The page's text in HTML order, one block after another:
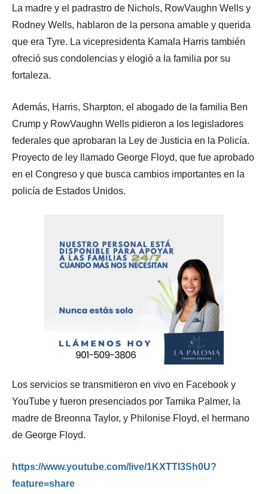
La madre y el padrastro de Nichols, RowVaughn Wells y
Rodney Wells, hablaron de la persona amable y querida
que era Tyre. La vicepresidenta Kamala Harris también
ofreció sus condolencias y elogió a la familia por su
fortaleza.
Además, Harris, Sharpton, el abogado de la familia Ben
Crump y RowVaughn Wells pidieron a los legisladores
federales que aprobaran la Ley de Justicia en la Policía.
Proyecto de ley llamado George Floyd, que fue aprobado
en el Congreso y que busca cambios importantes en la
policía de Estados Unidos.
Los servicios se transmitieron en vivo en Facebook y
YouTube y fueron presenciados por Tamika Palmer, la
madre de Breonna Taylor, y Philonise Floyd, el hermano
de George Floyd.
https://www.youtube.com/live/1KXTTl3Sh0U?
feature=share